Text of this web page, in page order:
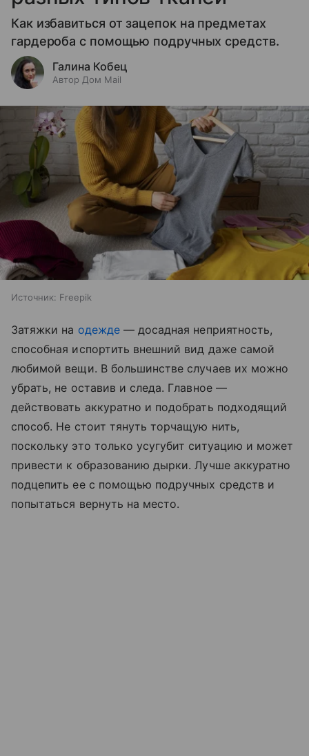
Как избавиться от зацепок на предметах
гардероба с помощью подручных средств.
Галина Кобец
Автор Дом Mail
Источник: Freepik
Затяжки на одежде— досадная неприятность,
способная испортить внешний вид даже самой
любимой вещи. В большинстве случаев их можно
убрать, не оставив и следа. Главное —
действовать аккуратно и подобрать подходящий
способ. Не стоит тянуть торчащую нить,
поскольку это только усугубит ситуацию и может
привести к образованию дырки. Лучше аккуратно
подцепить ее с помощью подручных средств и
попытаться вернуть на место.